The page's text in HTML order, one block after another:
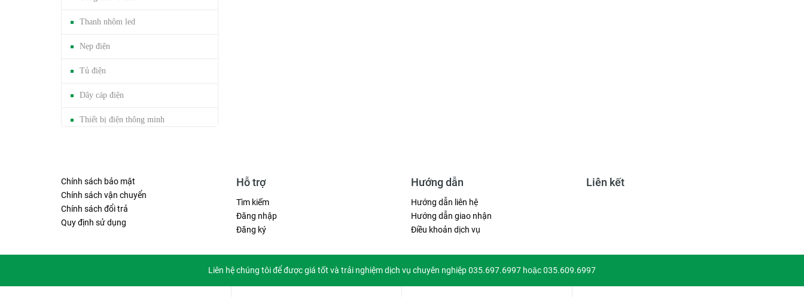
Thanh nhôm led
Nẹp điện
Tủ điện
Dây cáp điện
Thiết bị điện thông minh
Băng dính gai
Chính sách bảo mật
Chính sách vận chuyển
Chính sách đổi trả
Quy định sử dụng
Hỗ trợ
Tìm kiếm
Đăng nhập
Đăng ký
Hướng dẫn
Hướng dẫn liên hệ
Hướng dẫn giao nhận
Điều khoản dịch vụ
Liên kết
Liên hệ chúng tôi để được giá tốt và trải nghiệm dịch vụ chuyên nghiệp 035.697.6997 hoặc 035.609.6997